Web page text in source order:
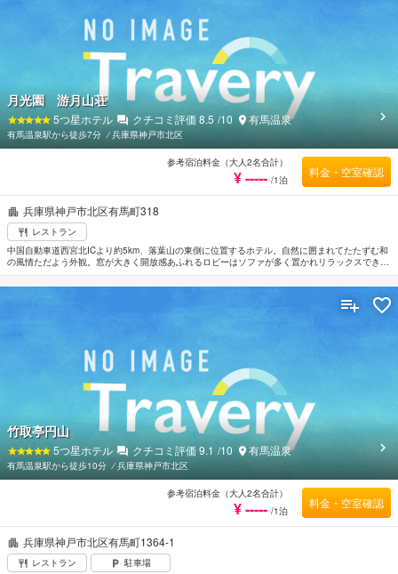
兵庫県神戸市北区有馬町318
レストラン
中国自動車道西宮北ICより約5km、落葉山の東側に位置するホテル。自然に囲まれてたたずむ和
の風情ただよう外観。窓が大きく開放感あふれるロビーはソファが多く置かれリラックスできる
雰囲気。客室はそれぞれ違った趣があるがいずれも和のしつらえがゆとりと安らぎを与えてい
る。露天風呂付きのタイプもある。日本最古といわれている有馬の湯で日々の疲れを癒したい。
月光園 游月山荘
5つ星ホテル クチコミ評価8.5 /10 有馬温泉
有馬温泉駅から徒歩7分 ⁄兵庫県神戸市北区
参考宿泊料金（大人2名合計）
¥ ----- /1泊
料金・空室確認
兵庫県神戸市北区有馬町1364-1
レストラン
駐車場
竹取亭円山
5つ星ホテル クチコミ評価9.1 /10 有馬温泉
有馬温泉駅から徒歩10分 ⁄兵庫県神戸市北区
参考宿泊料金（大人2名合計）
¥ ----- /1泊
料金・空室確認